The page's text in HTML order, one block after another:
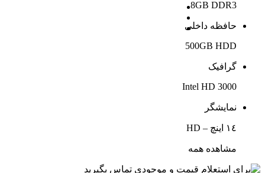
8GB DDR3
حافظه داخلی
500GB HDD
گرافیک
Intel HD 3000
نمایشگر
١٤ اینچ – HD
مشاهده همه